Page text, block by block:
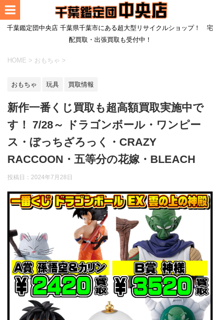
千葉鑑定団中央店 千葉県千葉市にある超大型リサイクルショップ！ 宅
配買取・出張買取も受付中！
HOME > おもちゃ >
おもちゃ 玩具 買取情報
新作一番くじ買取も超高額買取実施中で
す！ 7/28～ ドラゴンボール・ワンピー
ス・ぼっちざろっく・CRAZY
RACCOON・五等分の花嫁・BLEACH
投稿日： 2024年7月28日